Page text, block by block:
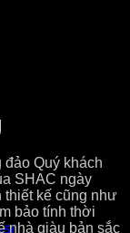
Quý khách
SHAC ngày
thiết kế cũng như
bảo tính thời
nhà giàu bản sắc